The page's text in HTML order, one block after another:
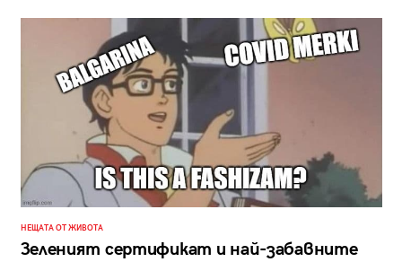
НЕЩАТА ОТ ЖИВОТА
Зеленият сертификат и най-забавните